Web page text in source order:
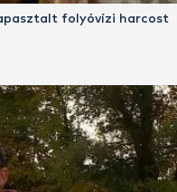
folyóvízi harcost